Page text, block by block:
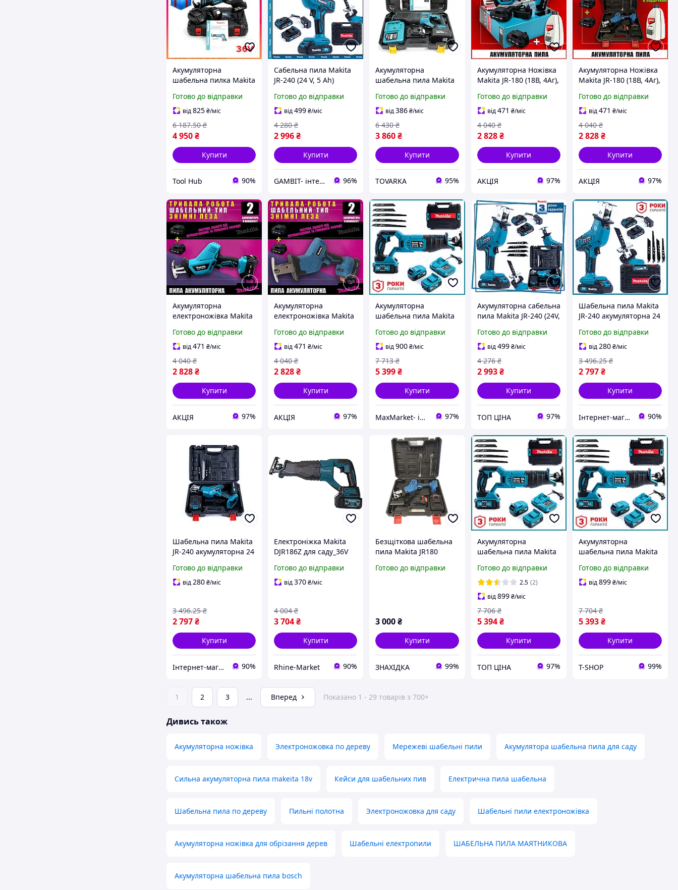
Акумуляторна
шабельна пилка Makita
ножівка Макіта
шабельна пилка
Готово до відправки
від825₴/міс
4 950₴
6 187.50 ₴
Купити
Tool Hub 90%
Cабельна пила Makita
JR-240 (24 V, 5 Ah)
шабельна ножівка
Макіта з 2 АКБ gt
Готово до відправки
від499₴/міс
2 996₴
4 280 ₴
Купити
GAMBIT- інтернет магазин товарів для дому 96%
Акумуляторна
шабельна пила Makita
шабельна пила Макіта,
електроніжування
Готово до відправки
від386₴/міс
3 860₴
6 430 ₴
Купити
TOVARKA 95%
Акумуляторна Ножівка
Makita JR-180 (18В, 4Аг),
Комплекті, Мастило В
Подарунок | Шабельна
Міні-Пила Макита
Готово до відправки
від471 ₴/міс
2 828 ₴
4 040 ₴
Купити
АКЦІЯ 97%
Акумуляторна Ножівка
Makita JR-180 (18В, 4Аг),
Комплекті, Мастило В
Подарунок | Шабельна
Міні-Пила Макита
Готово до відправки
від471 ₴/міс
2 828₴
4 040 ₴
Купити
АКЦІЯ 97%
Акумуляторна
електроножівка Makita
акумулятора в
комплекті | Мастило в
подарунок
Готово до відправки
від471 ₴/міс
2 828₴
4 040 ₴
Купити
АКЦІЯ 97%
Акумуляторна
електроножівка Makita
акумулятора в
комплекті | Мастило в
подарунок
Готово до відправки
від471 ₴/міс
2 828₴
4 040 ₴
Купити
АКЦІЯ 97%
Акумуляторна
шабельна пила Makita
ножівка Макіта для
дерева, металу 2
акумулятори mm
Готово до відправки
від900₴/міс
5 399₴
7 713 ₴
Купити
MaxMarket- інтернет магазин товарів для дому 97%
Акумуляторна сабельна
пила Makita JR-240 (24V,
електроножівка
шабельна Макіта з 2
АКБ TC
Готово до відправки
від499 ₴/міс
2 993 ₴
4 276 ₴
Купити
ТОП ЦІНА 97%
Шабельна пила Makita
JR-240 акумуляторна 24
зарядним пристроєм і
кейсом 32 мм 255 мм
130 мм
Готово до відправки
від280₴/міс
2 797₴
3 496.25 ₴
Купити
Інтернет-магазин Clothes-Mall 90%
Шабельна пила Makita
JR-240 акумуляторна 24
акумуляторами
зарядним пристроєм і
Готово до відправки
від280₴/міс
2 797₴
3 496.25 ₴
Купити
Інтернет-магазин Clothes-Mall 90%
Електроніжка Makita
DJR186Z для саду_36V
Макіта,Гілкоріз Макіта
Готово до відправки
від370₴/міс
3 704₴
4 004 ₴
Купити
Rhine-Market 90%
Безщіткова шабельна
пила Makita JR180
Готово до відправки
3 000₴
Купити
ЗНАХІДКА 99%
Акумуляторна
шабельна пила Makita
ножівка Макіта по
дереву і металу 2
акумулятори TC
Готово до відправки
2.5 (2)
від899 ₴/міс
5 394 ₴
7 706 ₴
Купити
ТОП ЦІНА 97%
Акумуляторна
шабельна пила Makita
ножівка Макіта для
дерева, металу 2
Готово до відправки
від899₴/міс
5 393₴
7 704 ₴
Купити
T-SHOP 99%
1 2 3 ... Вперед Показано 1 - 29 товарів з 700+
Дивись також
Акумуляторна ножівка Электроножовка по дереву Мережеві шабельні пили Акумулятора шабельна пила для саду
Сильна акумуляторна пила makeita 18v Кейси для шабельних пив Електрична пила шабельна
Шабельна пила по дереву Пильні полотна Электроножовка для саду Шабельні пили електроножівка
Акумуляторна ножівка для обрізання дерев Шабельні електропили ШАБЕЛЬНА ПИЛА МАЯТНИКОВА
Акумуляторна шабельна пила bosch